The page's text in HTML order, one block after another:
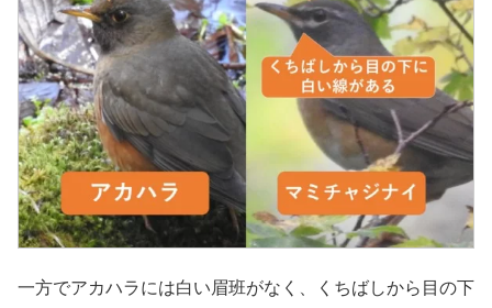
一方でアカハラには白い眉班がなく、くちばしから目の下